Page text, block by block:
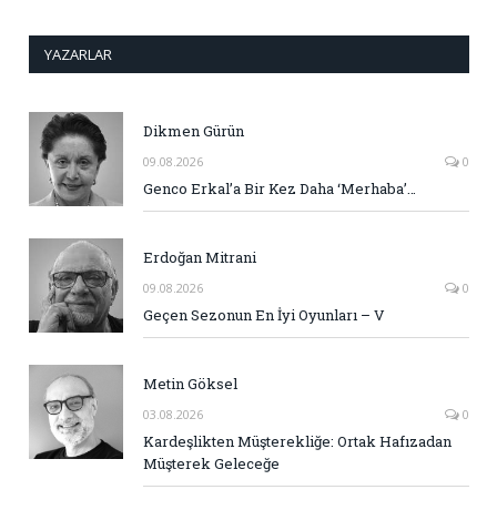
YAZARLAR
Dikmen Gürün
09.08.2026 0
Genco Erkal’a Bir Kez Daha ‘Merhaba’…
Erdoğan Mitrani
09.08.2026 0
Geçen Sezonun En İyi Oyunları – V
Metin Göksel
03.08.2026 0
Kardeşlikten Müşterekliğe: Ortak Hafızadan
Müşterek Geleceğe